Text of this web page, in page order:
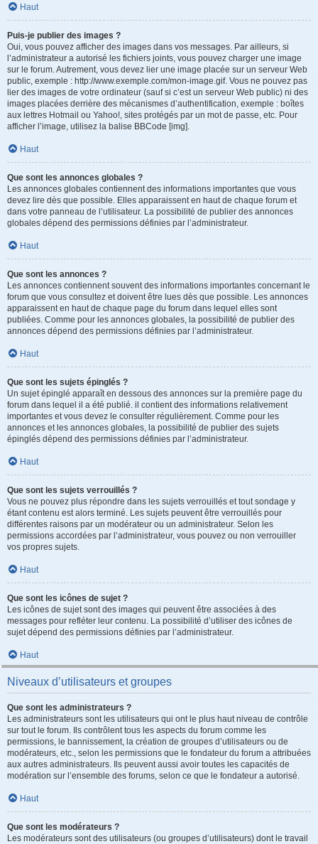
Haut
Puis-je publier des images ?
Oui, vous pouvez afficher des images dans vos messages. Par ailleurs, si
l’administrateur a autorisé les fichiers joints, vous pouvez charger une image
sur le forum. Autrement, vous devez lier une image placée sur un serveur Web
public, exemple : http://www.exemple.com/mon-image.gif. Vous ne pouvez pas
lier des images de votre ordinateur (sauf si c’est un serveur Web public) ni des
images placées derrière des mécanismes d’authentification, exemple : boîtes
aux lettres Hotmail ou Yahoo!, sites protégés par un mot de passe, etc. Pour
afficher l’image, utilisez la balise BBCode [img].
Haut
Que sont les annonces globales ?
Les annonces globales contiennent des informations importantes que vous
devez lire dès que possible. Elles apparaissent en haut de chaque forum et
dans votre panneau de l’utilisateur. La possibilité de publier des annonces
globales dépend des permissions définies par l’administrateur.
Haut
Que sont les annonces ?
Les annonces contiennent souvent des informations importantes concernant le
forum que vous consultez et doivent être lues dès que possible. Les annonces
apparaissent en haut de chaque page du forum dans lequel elles sont
publiées. Comme pour les annonces globales, la possibilité de publier des
annonces dépend des permissions définies par l’administrateur.
Haut
Que sont les sujets épinglés ?
Un sujet épinglé apparaît en dessous des annonces sur la première page du
forum dans lequel il a été publié. il contient des informations relativement
importantes et vous devez le consulter régulièrement. Comme pour les
annonces et les annonces globales, la possibilité de publier des sujets
épinglés dépend des permissions définies par l’administrateur.
Haut
Que sont les sujets verrouillés ?
Vous ne pouvez plus répondre dans les sujets verrouillés et tout sondage y
étant contenu est alors terminé. Les sujets peuvent être verrouillés pour
différentes raisons par un modérateur ou un administrateur. Selon les
permissions accordées par l’administrateur, vous pouvez ou non verrouiller
vos propres sujets.
Haut
Que sont les icônes de sujet ?
Les icônes de sujet sont des images qui peuvent être associées à des
messages pour refléter leur contenu. La possibilité d’utiliser des icônes de
sujet dépend des permissions définies par l’administrateur.
Haut
Niveaux d’utilisateurs et groupes
Que sont les administrateurs ?
Les administrateurs sont les utilisateurs qui ont le plus haut niveau de contrôle
sur tout le forum. Ils contrôlent tous les aspects du forum comme les
permissions, le bannissement, la création de groupes d’utilisateurs ou de
modérateurs, etc., selon les permissions que le fondateur du forum a attribuées
aux autres administrateurs. Ils peuvent aussi avoir toutes les capacités de
modération sur l’ensemble des forums, selon ce que le fondateur a autorisé.
Haut
Que sont les modérateurs ?
Les modérateurs sont des utilisateurs (ou groupes d’utilisateurs) dont le travail